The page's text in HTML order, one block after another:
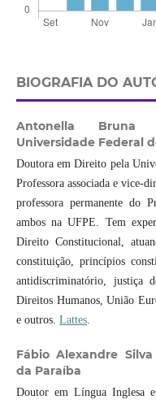
BIOGRAFIA DO
Antonella Bruna
Universidade Federal
Doutora em Direito pela
Professora associada e vice-
professora permanente do
ambos na UFPE. Tem
Direito Constitucional,
constituição, princípios
antidiscriminatório, justiça
Direitos Humanos, União
e outros. Lattes.
Fábio Alexandre
da Paraíba
Doutor em Língua Inglesa